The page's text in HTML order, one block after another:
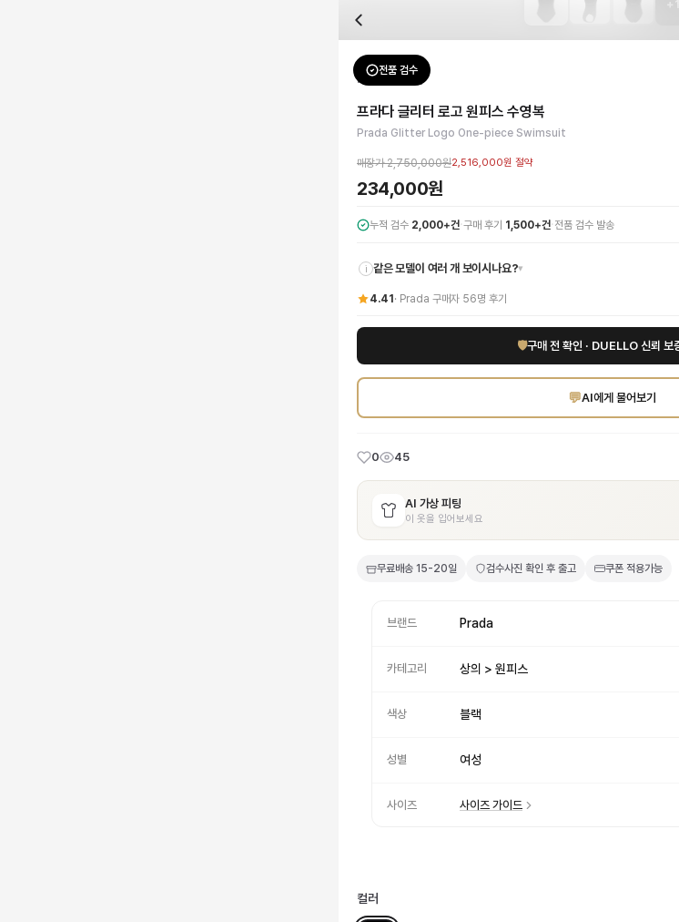
전문 스태프가 실물 상품을 직접 확인한 후 검수 사진을 제공합니다. 가죽 재질, 로고 각인, 스티치 간격, 하드웨어 색상, 내부 마감을 확인
수령 후 7일 이내 신청하시면 상품 하자, 사이즈 불일치, 고객 변심 모두 교환·반품이 가능합니다. 고객 변심 시 반품 배송비는 고객 부담이
네, 쿠폰과 적립금을 결제 시 함께 사용하실 수 있습니다. 적립금은 1,000원 이상부터 사용 가능합니다.
상품 상세의 사이즈 정보를 참고해 선택하시고, 사이즈 선택이 어려우시면 카카오톡 1:1 상담으로 체형에 맞는 사이즈를 안내받으실 수 있습
프라다의 아이코닉한 디자인과 럭셔리 감각을 담아낸 글리터 로고 원피스 수영복으로 올여름을 더욱 특별하게 만드세요. 시크한 블랙
을 DUELLO에서 만나보세요. 고퀄리티 하이엔드 인증 상품. 무료배송.
전품 검수
Prada원피스
프라다 글리터 로고 원피스 수영복
Prada Glitter Logo One-piece Swimsuit
매장가2,750,000원2,516,000원 절약
234,000원
누적 검수 2,000+건·구매 후기 1,500+건· 전품 검수 발송
i 같은 모델이 여러 개 보이시나요?▾
4.41 · Prada 구매자 56명 후기
🛡구매 전 확인 · DUELLO 신뢰 보
💬AI에게 물어보기
0 45
AI 가상 피팅
이 옷을 입어보세요
무료배송 15-20일 검수사진 확인 후 출고 쿠폰 적용가능
브랜드 Prada
카테고리 상의 > 원피스
색상 블랙
성별 여성
사이즈 사이즈 가이드
컬러